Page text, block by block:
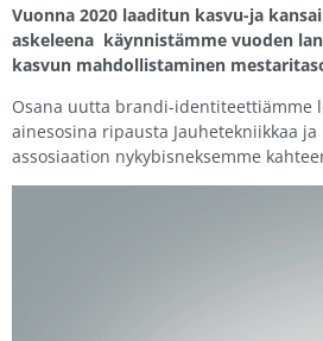
Vuonna 2020 laaditun kasvu-ja
askeleena käynnistämme vuoden
kasvun mahdollistaminen
Osana uutta brandi-identiteettiämme
ainesosina ripausta Jauhetekniikkaa
assosiaation nykybisneksemme